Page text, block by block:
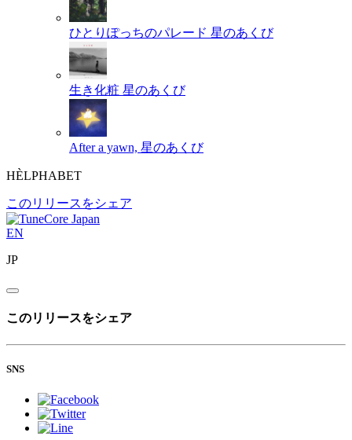
ひとりぽっちのパレード 星のあくび
生き化粧 星のあくび
After a yawn, 星のあくび
HÈLPHABET
このリリースをシェア
EN
JP
このリリースをシェア
SNS